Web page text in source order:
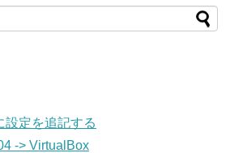
設定を追記する
-> VirtualBox